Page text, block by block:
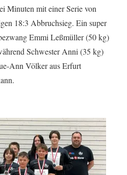
Minuten mit einer Serie von
18:3 Abbruchsieg. Ein super
Emmi Leßmüller (50 kg)
Schwester Anni (35 kg)
Ann Völker aus Erfurt